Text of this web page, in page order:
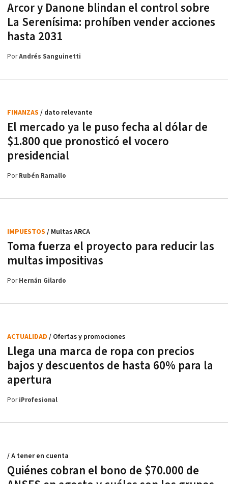
Arcor y Danone blindan el control sobre
La Serenísima: prohíben vender acciones
hasta 2031
PorAndrés Sanguinetti
El mercado ya le puso fecha al dólar de
$1.800 que pronosticó el vocero
presidencial
FINANZAS / dato relevante
PorRubén Ramallo
Toma fuerza el proyecto para reducir las
multas impositivas
IMPUESTOS / Multas ARCA
PorHernán Gilardo
Llega una marca de ropa con precios
bajos y descuentos de hasta 60% para la
apertura
ACTUALIDAD / Ofertas y promociones
PoriProfesional
Quiénes cobran el bono de $70.000 de
/ A tener en cuenta